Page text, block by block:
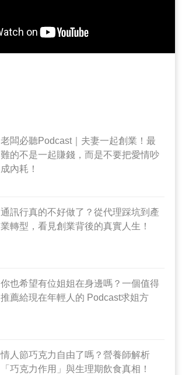
老闆必聽Podcast｜夫妻一起創業！最
難的不是一起賺錢，而是不要把愛情吵
成內耗！
通訊行真的不好做了？從代理踩坑到產
業轉型，看見創業背後的真實人生！
你也希望有位姐姐在身邊嗎？一個值得
推薦給現在年輕人的 Podcast求姐方
情人節巧克力自由了嗎？營養師解析
「巧克力作用」與生理期飲食真相！